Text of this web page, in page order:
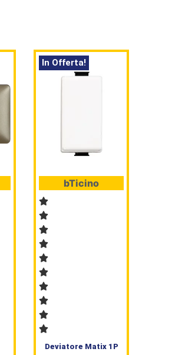
In Offerta!
bTicino
Deviatore Matix 1P